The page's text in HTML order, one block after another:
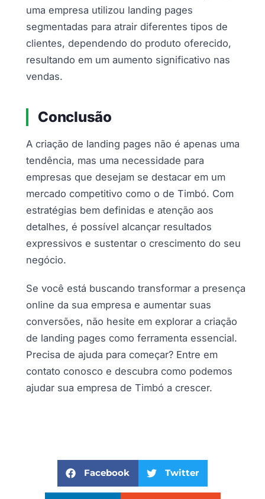
uma empresa utilizou landing pages
segmentadas para atrair diferentes tipos de
clientes, dependendo do produto oferecido,
resultando em um aumento significativo nas
vendas.
Conclusão
A criação de landing pages não é apenas uma
tendência, mas uma necessidade para
empresas que desejam se destacar em um
mercado competitivo como o de Timbó. Com
estratégias bem definidas e atenção aos
detalhes, é possível alcançar resultados
expressivos e sustentar o crescimento do seu
negócio.
Se você está buscando transformar a presença
online da sua empresa e aumentar suas
conversões, não hesite em explorar a criação
de landing pages como ferramenta essencial.
Precisa de ajuda para começar? Entre em
contato conosco e descubra como podemos
ajudar sua empresa de Timbó a crescer.
Facebook Twitter